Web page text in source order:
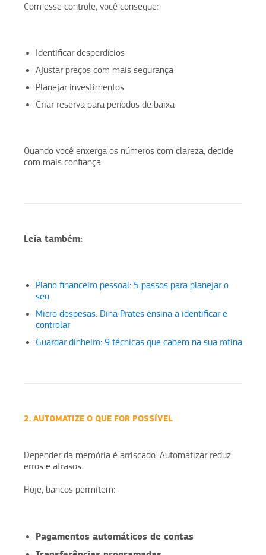
Com esse controle, você consegue:
Identificar desperdícios
Ajustar preços com mais segurança
Planejar investimentos
Criar reserva para períodos de baixa
Quando você enxerga os números com clareza, decide
com mais confiança.
Leia também:
Plano financeiro pessoal: 5 passos para planejar o
seu
Micro despesas: Dina Prates ensina a identificar e
controlar
Guardar dinheiro: 9 técnicas que cabem na sua rotina
2. AUTOMATIZE O QUE FOR POSSÍVEL
Depender da memória é arriscado. Automatizar reduz
erros e atrasos.
Hoje, bancos permitem:
Pagamentos automáticos de contas